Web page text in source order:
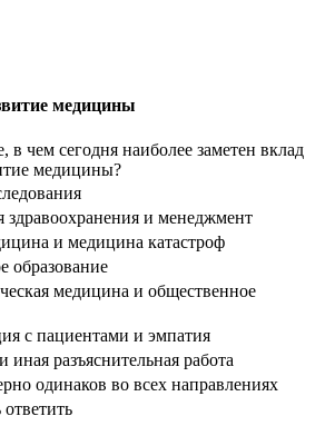
медицины
в чем сегодня наиболее заметен вклад
медицины?
здравоохранения и менеджмент
и медицина катастроф
образование
медицина и общественное
с пациентами и эмпатия
иная разъяснительная работа
одинаков во всех направлениях